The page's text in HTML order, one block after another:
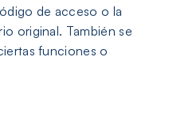
de acceso o la
original. También se
funciones o